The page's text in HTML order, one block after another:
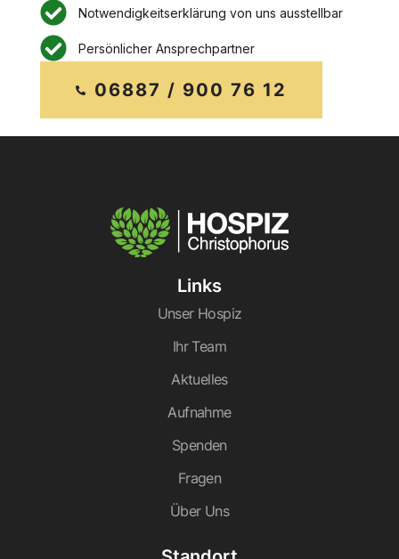
Notwendigkeitserklärung von uns ausstellbar
Persönlicher Ansprechpartner
06887 / 900 76 12
Links
Unser Hospiz
Ihr Team
Aktuelles
Aufnahme
Spenden
Fragen
Über Uns